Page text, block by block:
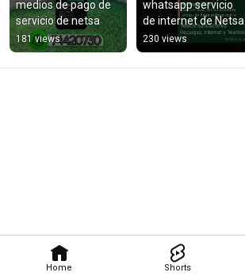
Home Shorts
medios de pago de
servicio de netsa
181 views
whatsapp servicio
de internet de Netsa
230 views